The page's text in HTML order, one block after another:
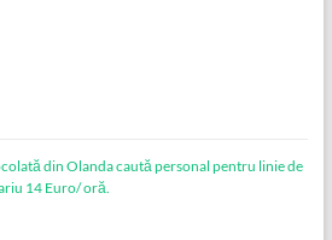
din Olanda caută personal pentru linie de
14 Euro/ oră.